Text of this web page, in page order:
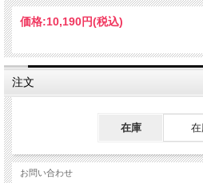
※現在、カセ巻状（芯なし）でお届けになり
でご注意願います。
価格:10,190円(税込)
注文
在庫
お問い合わせ